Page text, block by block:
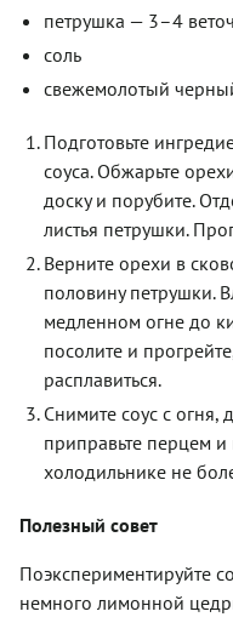
петрушка — 3–4
соль
свежемолотый
Подготовьте
соуса. Обжарьте
доску и порубите.
листья петрушки.
Верните орехи в
половину петрушки.
медленном огне до
посолите и
расплавиться.
Снимите соус с огня,
приправьте перцем
холодильнике не
Полезный совет
Поэкспериментируйте
немного лимонной